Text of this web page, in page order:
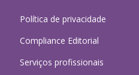
Política de privacidade
Compliance Editorial
Serviços profissionais